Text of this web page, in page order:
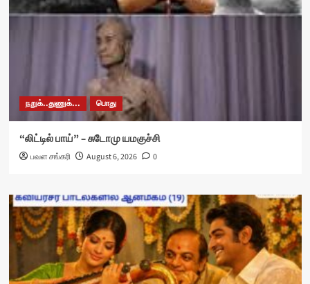
நறுக்..துணுக்... பொது
“லிட்டில் பாய்” – சுடோமு யமகுச்சி
பவள சங்கரி August 6, 2026 0